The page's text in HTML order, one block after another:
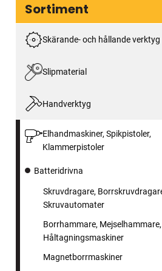
Sortiment
Skärande- och hållande verktyg
Slipmaterial
Handverktyg
Elhandmaskiner, Spikpistoler,
Klammerpistoler
Batteridrivna
Skruvdragare,
Skruvautomater
Borrhammare, Mejselhammare,
Håltagningsmaskiner
Magnetborrmaskiner